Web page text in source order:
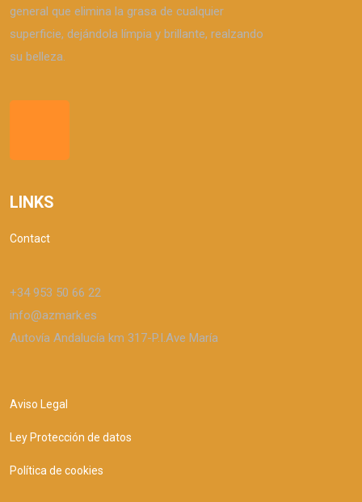
general que elimina la grasa de cualquier
superficie, dejándola límpia y brillante, realzando
su belleza.
LINKS
Contact
+34 953 50 66 22
info@azmark.es
Autovía Andalucía km 317-P.I.Ave María
Aviso Legal
Ley Protección de datos
Política de cookies